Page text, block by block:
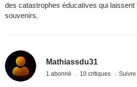
des catastrophes éducatives qui laissent
souvenirs.
Mathiassdu31
1 abonné 10 critiques